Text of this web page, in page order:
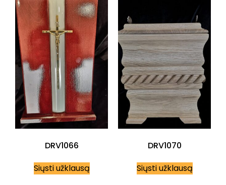
DRV1066
Siųsti užklausą
DRV1070
Siųsti užklausą